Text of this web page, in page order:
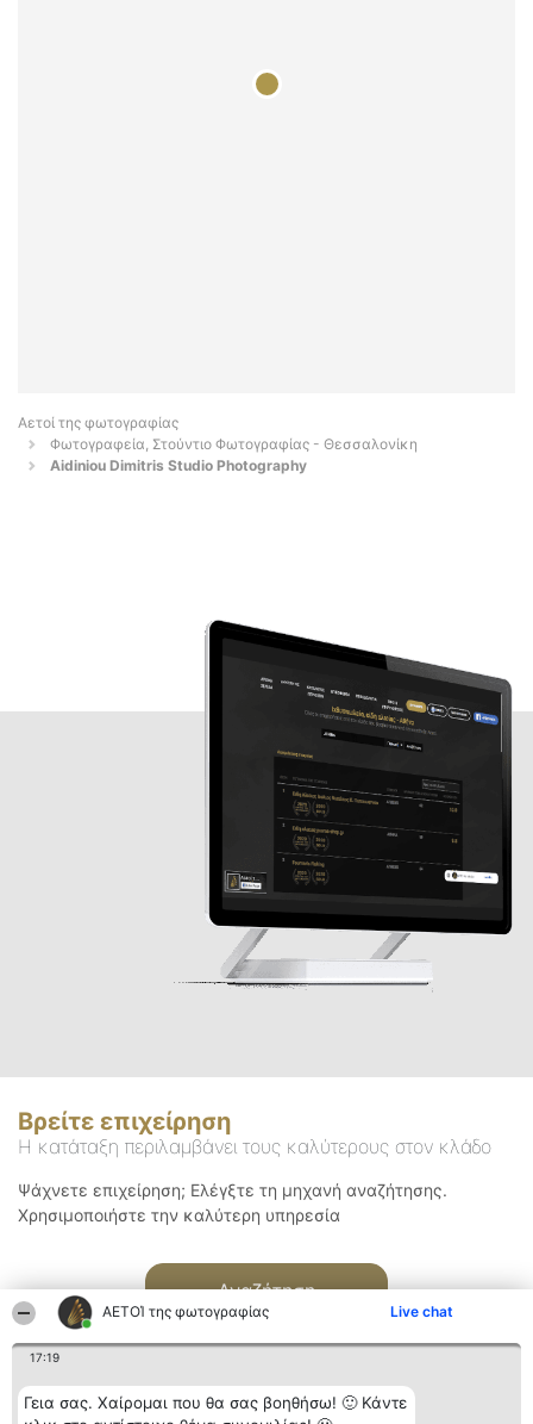
ΑΕΤΟΊ της φωτογραφίας Live chat
17:19
Γεια σας. Χαίρομαι που θα σας βοηθήσω! 🙂 Κάντε
Αετοί της φωτογραφίας
Φωτογραφεία, Στούντιο Φωτογραφίας - Θεσσαλονίκη
Aidiniou Dimitris Studio Photography
Βρείτε επιχείρηση
Η κατάταξη περιλαμβάνει τους καλύτερους στον κλάδο
Ψάχνετε επιχείρηση; Ελέγξτε τη μηχανή αναζήτησης.
Χρησιμοποιήστε την καλύτερη υπηρεσία
Αναζήτηση